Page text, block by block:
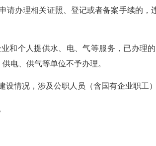
请办理相关证照、登记或者备案手续的，
和个人提供水、电、气等服务，已办理
电、供气等单位不予办理。
设情况，涉及公职人员 （含国有企业职工 ）